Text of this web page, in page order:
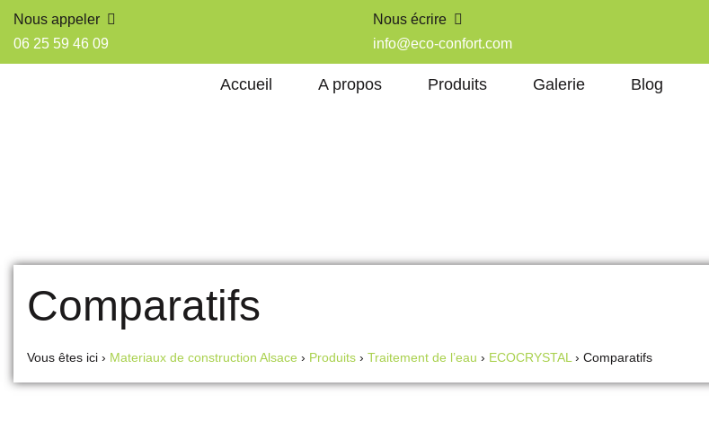
Nous appeler
06 25 59 46 09
Nous écrire
info@eco-confort.com
Accueil A propos Produits Galerie Blog
Comparatifs
Vous êtes ici › Materiaux de construction Alsace › Produits › Traitement de l’eau › ECOCRYSTAL › Comparatifs